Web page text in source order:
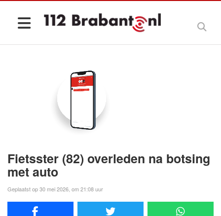
Fietsster (82) overleden na botsing
met auto
Geplaatst op 30 mei 2026, om 21:08 uur